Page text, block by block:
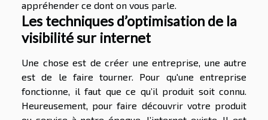
appréhender ce dont on vous parle.
Les techniques d’optimisation de la
visibilité sur internet
Une chose est de créer une entreprise, une autre
est de le faire tourner. Pour qu'une entreprise
fonctionne, il faut que ce qu’il produit soit connu.
Heureusement, pour faire découvrir votre produit